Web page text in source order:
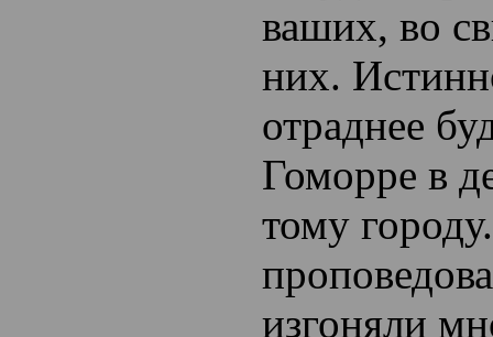
ваших, во
них.
отраднее
Гоморре в
тому
изгоняли